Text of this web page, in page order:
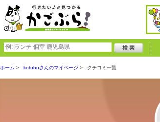
ホーム kotubuさんのマイページ クチコミ一覧